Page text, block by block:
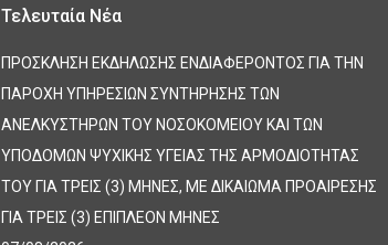
Τελευταία Νέα
ΠΡΟΣΚΛΗΣΗ ΕΚΔΗΛΩΣΗΣ ΕΝΔΙΑΦΕΡΟΝΤΟΣ ΓΙΑ ΤΗΝ
ΠΑΡΟΧΗ ΥΠΗΡΕΣΙΩΝ ΣΥΝΤΗΡΗΣΗΣ ΤΩΝ
ΑΝΕΛΚΥΣΤΗΡΩΝ ΤΟΥ ΝΟΣΟΚΟΜΕΙΟΥ ΚΑΙ ΤΩΝ
ΥΠΟΔΟΜΩΝ ΨΥΧΙΚΗΣ ΥΓΕΙΑΣ ΤΗΣ ΑΡΜΟΔΙΟΤΗΤΑΣ
ΤΟΥ ΓΙΑ ΤΡΕΙΣ (3) ΜΗΝΕΣ, ΜΕ ΔΙΚΑΙΩΜΑ ΠΡΟΑΙΡΕΣΗΣ
ΓΙΑ ΤΡΕΙΣ (3) ΕΠΙΠΛΕΟΝ ΜΗΝΕΣ